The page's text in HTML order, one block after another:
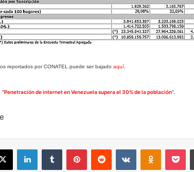
reportados por CONATEL puede ser bajado aquí
"Penetración de internet en Venezuela supera el 30% de la población".
X LinkedInTumblr PinterestReddit VKontakte